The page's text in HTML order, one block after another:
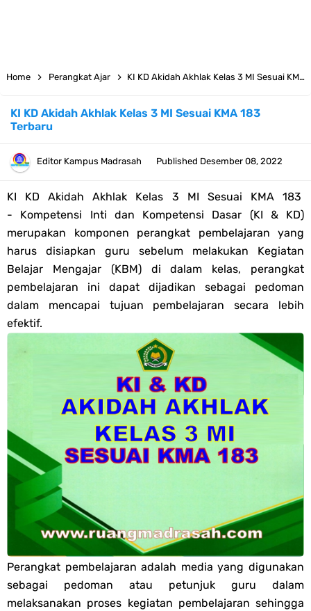
Bank Soal PAT Semester 2 Kelas 4 SD/MI Tahun 2026
Pendaftaran Akun Google Workspace bagi GTK Madrasah
Panduan GOOGLE WORKSPACE (GWS) Untuk Guru Madrasah
Bank Soal ASAT/PAT Kelas 5 SD/MI Kurikulum Merdeka Tahun 2026
Bank Soal PAT Kelas 6 SD/MI Semester 2 Kurikulum Merdeka Tahun
2026
Kisi-kisi Soal US/UM Jenjang SD/MI Tahun 2026 Lengkap
POS UM Jenjang MI, MTs Dan MA Tahun 2026
Jawaban Tugas Mandiri Dan Tugas Refleksi Modul Pedagogik SKI
PPG 2025
Jawaban Tugas Mandiri Dan Tugas Refleksi Modul Pedagogik Fiqih
Jawaban Tugas Mandiri Dan Tugas Refleksi Modul Pedagogik Akidah
Akhlak PPG 2025
Jawaban Tugas Mandiri Dan Tugas Refleksi Modul Pedagogik Al-
Home Perangkat Ajar KI KD Akidah Akhlak Kelas 3 MI Sesuai KMA 183 Terbaru
KI KD Akidah Akhlak Kelas 3 MI Sesuai KMA 183
Terbaru
Editor Kampus Madrasah Published Desember 08, 2022
KI KD Akidah Akhlak Kelas 3 MI Sesuai KMA 183
- Kompetensi Inti dan Kompetensi Dasar (KI & KD)
merupakan komponen perangkat pembelajaran yang
harus disiapkan guru sebelum melakukan Kegiatan
Belajar Mengajar (KBM) di dalam kelas, perangkat
pembelajaran ini dapat dijadikan sebagai pedoman
dalam mencapai tujuan pembelajaran secara lebih
efektif.
Perangkat pembelajaran adalah media yang digunakan
sebagai pedoman atau petunjuk guru dalam
melaksanakan proses kegiatan pembelajaran sehingga